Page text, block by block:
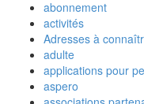
abonnement
activités
Adresses à
adulte
applications pour
aspero